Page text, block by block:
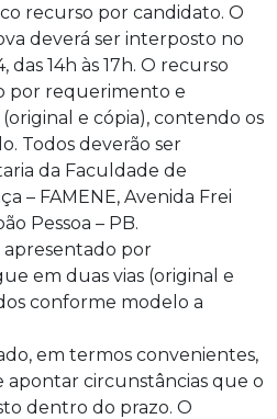
recurso por candidato. O
deverá ser interposto no
das 14h às 17h. O recurso
por requerimento e
e cópia), contendo os
Todos deverão ser
da Faculdade de
– FAMENE, Avenida Frei
Pessoa – PB.
apresentado por
em duas vias (original e
conforme modelo a
em termos convenientes,
apontar circunstâncias que o
dentro do prazo. O